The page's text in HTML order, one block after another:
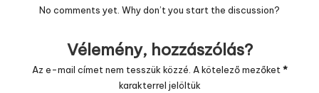
No comments yet. Why don’t you start the discussion?
Vélemény, hozzászólás?
Az e-mail címet nem tesszük közzé. A kötelező mezőket*
karakterrel jelöltük